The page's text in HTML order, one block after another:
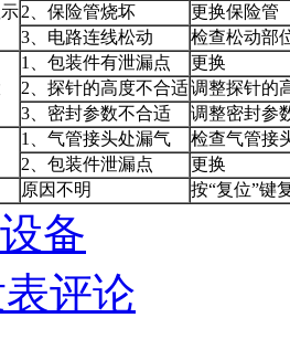
2、保险管烧坏
更换保险管
3、电路连线松动
检查松动部
1、包装件有泄漏点
更换
2、探针的高度不合适调整探针的
3、密封参数不合适
调整密封参
1、气管接头处漏气
检查气管接
2、包装件泄漏点
更换
原因不明 按“复位”键
备
评论